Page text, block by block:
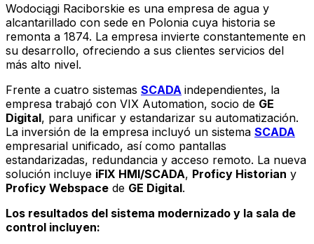
Wodociągi Raciborskie es una empresa de agua y
alcantarillado con sede en Polonia cuya historia se
remonta a 1874. La empresa invierte constantemente en
su desarrollo, ofreciendo a sus clientes servicios del
más alto nivel.
Frente a cuatro sistemas SCADA independientes, la
empresa trabajó con VIX Automation, socio de GE
Digital, para unificar y estandarizar su automatización.
La inversión de la empresa incluyó un sistema SCADA
empresarial unificado, así como pantallas
estandarizadas, redundancia y acceso remoto. La nueva
solución incluye iFIX HMI/SCADA, Proficy Historian y
Proficy Webspace de GE Digital.
Los resultados del sistema modernizado y la sala de
control incluyen: